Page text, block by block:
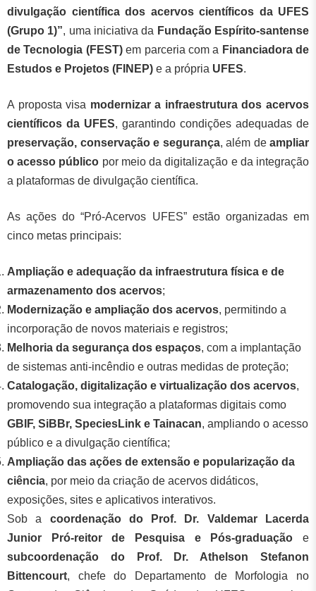
divulgação científica dos acervos científicos da UFES
(Grupo 1)”, uma iniciativa da Fundação Espírito-santense
de Tecnologia (FEST)em parceria com a Financiadora de
Estudos e Projetos (FINEP) e a própria UFES.
A proposta visa modernizar a infraestrutura dos acervos
científicos da UFES, garantindo condições adequadas de
preservação, conservação e segurança, além de ampliar
o acesso público por meio da digitalização e da integração
a plataformas de divulgação científica.
As ações do “Pró-Acervos UFES” estão organizadas em
cinco metas principais:
Ampliação e adequação da infraestrutura física e de
armazenamento dos acervos;
Modernização e ampliação dos acervos, permitindo a
incorporação de novos materiais e registros;
Melhoria da segurança dos espaços, com a implantação
de sistemas anti-incêndio e outras medidas de proteção;
Catalogação, digitalização e virtualização dos acervos,
promovendo sua integração a plataformas digitais como
GBIF, SiBBr, SpeciesLink e Tainacan, ampliando o acesso
público e a divulgação científica;
Ampliação das ações de extensão e popularização da
ciência, por meio da criação de acervos didáticos,
exposições, sites e aplicativos interativos.
Sob a coordenação do Prof. Dr. Valdemar Lacerda
Junior Pró-reitor de Pesquisa e Pós-graduação e
subcoordenação do Prof. Dr. Athelson Stefanon
Bittencourt, chefe do Departamento de Morfologia no